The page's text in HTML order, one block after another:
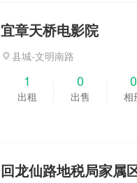
宜章天桥电影院
县城-文明南路
1
出租
0
出售
0
相
回龙仙路地税局家属